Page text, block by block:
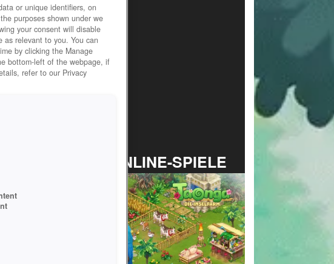
TOP ONLINE-SPIELE
or unique identifiers, on
purposes shown under we
your consent will disable
relevant to you. You can
by clicking the Manage
bottom-left of the webpage, if
refer to our Privacy